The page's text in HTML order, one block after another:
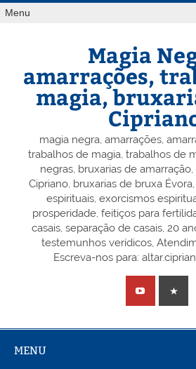
Skip
toMenu
Magia
amarrações,
magia,
magia negra, amarrações,
trabalhos de magia, trabalhos de
negras, bruxarias de
Cipriano, bruxarias de bruxa
espirituais, exorcismos
prosperidade, feitiços para
casais, separação de casais, 20
testemunhos verídicos,
Escreva-nos para:
MENU